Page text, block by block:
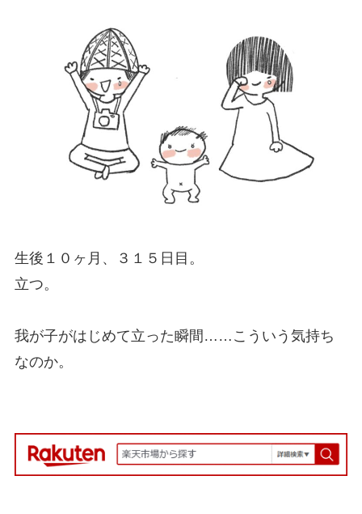
生後１０ヶ月、３１５日目。
立つ。
我が子がはじめて立った瞬間……こういう気持ち
なのか。